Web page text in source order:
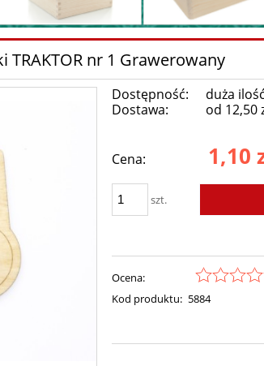
nr 1 Grawerowany
Dostępność:
duża ilość
Dostawa:
od 12,50
Cena nie
płatności
Cena: 1,10
szt.
Ocena:
Kod produktu: 5884